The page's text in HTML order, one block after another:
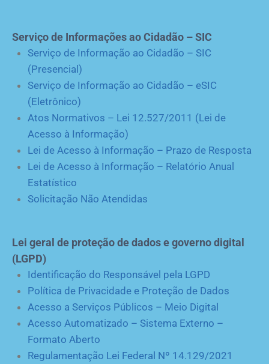
Serviço de Informações ao Cidadão – SIC
Serviço de Informação ao Cidadão – SIC
(Presencial)
Serviço de Informação ao Cidadão – eSIC
(Eletrônico)
Atos Normativos – Lei 12.527/2011 (Lei de
Acesso à Informação)
Lei de Acesso à Informação – Prazo de Resposta
Lei de Acesso à Informação – Relatório Anual
Estatístico
Solicitação Não Atendidas
Lei geral de proteção de dados e governo digital
(LGPD)
Identificação do Responsável pela LGPD
Política de Privacidade e Proteção de Dados
Acesso a Serviços Públicos – Meio Digital
Acesso Automatizado – Sistema Externo –
Formato Aberto
Regulamentação Lei Federal Nº 14.129/2021